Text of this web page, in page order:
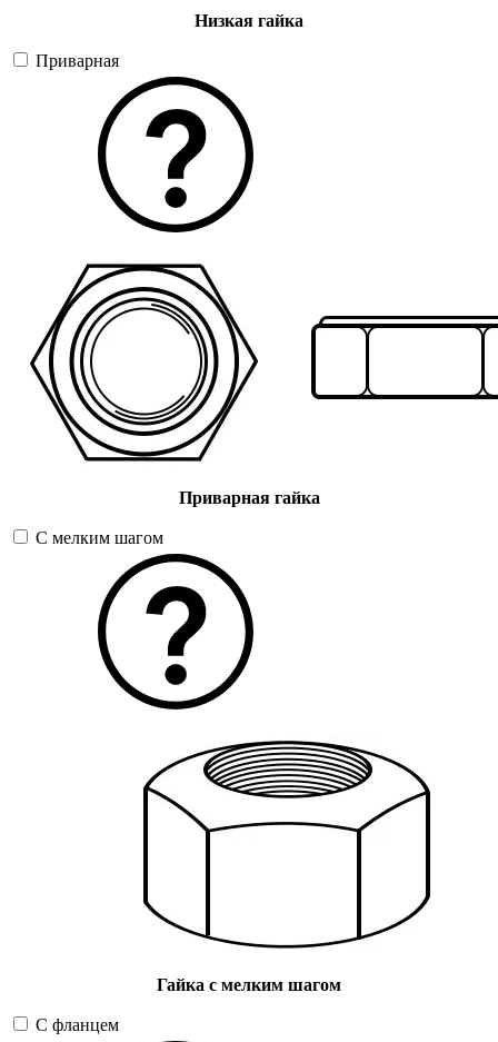
Низкая гайка
Приварная
Приварная гайка
С мелким шагом
Гайка с мелким шагом
С фланцем